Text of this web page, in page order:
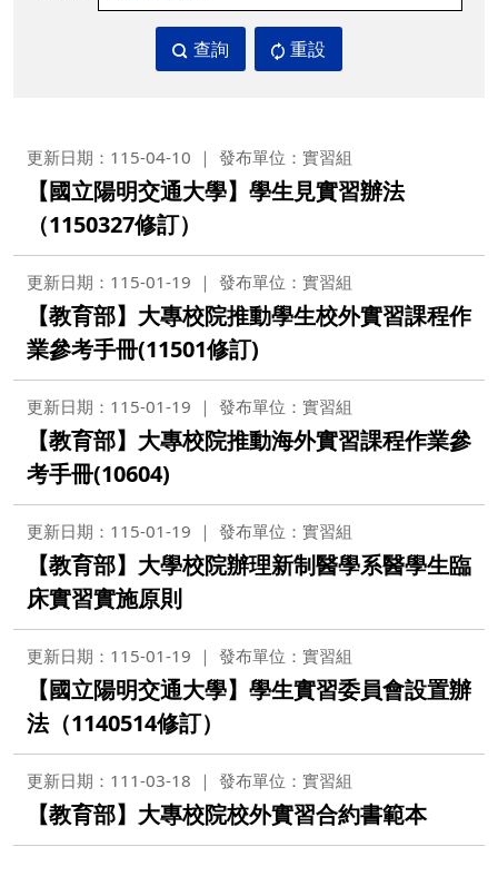
查詢 重設
更新日期：115-04-10 發布單位：實習組
【國立陽明交通大學】學生見實習辦法
（1150327修訂）
更新日期：115-01-19 發布單位：實習組
【教育部】大專校院推動學生校外實習課程作
業參考手冊(11501修訂)
更新日期：115-01-19 發布單位：實習組
【教育部】大專校院推動海外實習課程作業參
考手冊(10604)
更新日期：115-01-19 發布單位：實習組
【教育部】大學校院辦理新制醫學系醫學生臨
床實習實施原則
更新日期：115-01-19 發布單位：實習組
【國立陽明交通大學】學生實習委員會設置辦
法（1140514修訂）
更新日期：111-03-18 發布單位：實習組
【教育部】大專校院校外實習合約書範本